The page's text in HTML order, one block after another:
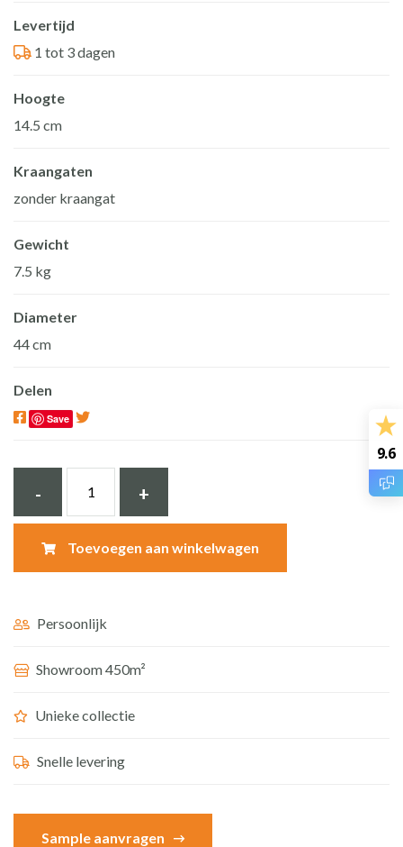
Levertijd
1 tot 3 dagen
Hoogte
14.5 cm
Kraangaten
zonder kraangat
Gewicht
7.5 kg
Diameter
44 cm
Delen
Save
-
44*14,5
BET-
aantal
+
Toevoegen aan winkelwagen
Persoonlijk
Showroom 450m²
Unieke collectie
Snelle levering
Sample aanvragen
9.6